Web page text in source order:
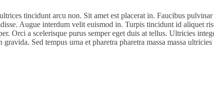
tincidunt arcu non. Sit amet est placerat in. Faucibus
Augue interdum velit euismod in. Turpis tincidunt id aliquet
Orci a scelerisque purus semper eget duis at tellus. Ultricies
Sed tempus urna et pharetra pharetra massa massa